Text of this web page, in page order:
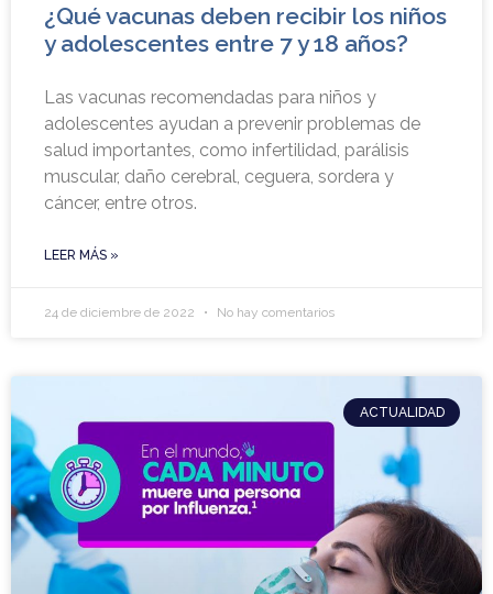
¿Qué vacunas deben recibir los niños
y adolescentes entre 7 y 18 años?
Las vacunas recomendadas para niños y
adolescentes ayudan a prevenir problemas de
salud importantes, como infertilidad, parálisis
muscular, daño cerebral, ceguera, sordera y
cáncer, entre otros.
LEER MÁS »
24 de diciembre de 2022 No hay comentarios
ACTUALIDAD